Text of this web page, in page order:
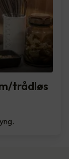
trådløs